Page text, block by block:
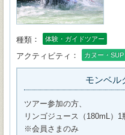
種類 体験・ガイドツアー
アクティビティ カヌー・SUP
モンベル
ツアー参加の方、
リンゴジュース（180mL）1
※会員さまのみ